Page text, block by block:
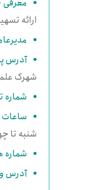
ارائه
آدرس
شهرک
شنبه تا
شماره
آدرس